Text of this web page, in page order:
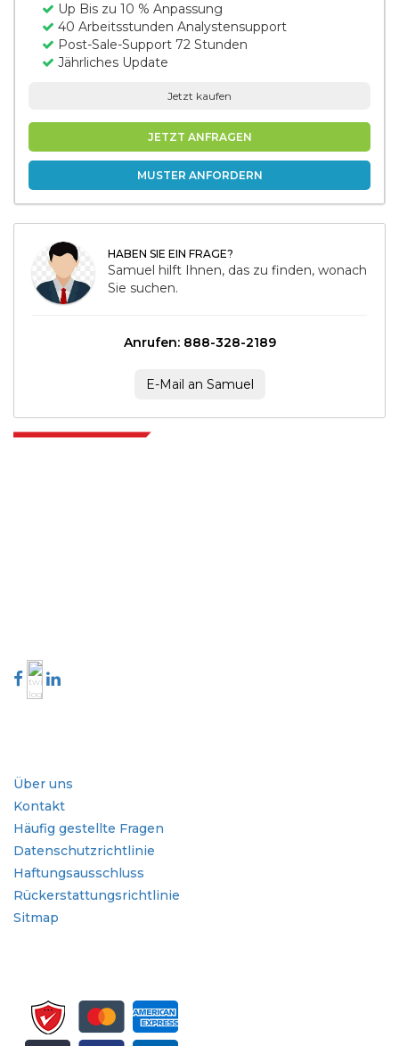
Up Bis zu 10 % Anpassung
40 Arbeitsstunden Analystensupport
Post-Sale-Support 72 Stunden
Jährliches Update
Jetzt kaufen
JETZT ANFRAGEN
MUSTER ANFORDERN
HABEN SIE EIN FRAGE?
Samuel hilft Ihnen, das zu finden, wonach
Sie suchen.
Anrufen: 888-328-2189
E-Mail an Samuel
Über uns
Kontakt
Häufig gestellte Fragen
Datenschutzrichtlinie
Haftungsausschluss
Rückerstattungsrichtlinie
Sitmap